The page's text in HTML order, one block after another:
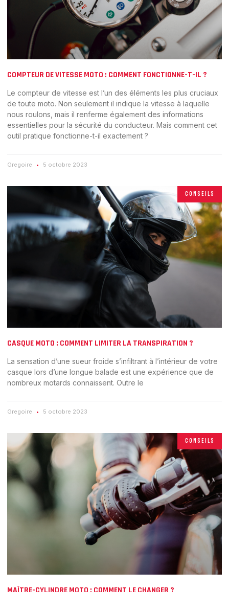
COMPTEUR DE VITESSE MOTO : COMMENT FONCTIONNE-T-IL ?
Le compteur de vitesse est l’un des éléments les plus cruciaux
de toute moto. Non seulement il indique la vitesse à laquelle
nous roulons, mais il renferme également des informations
essentielles pour la sécurité du conducteur. Mais comment cet
outil pratique fonctionne-t-il exactement ?
Gregoire 5 octobre 2023
CONSEILS
CASQUE MOTO : COMMENT LIMITER LA TRANSPIRATION ?
La sensation d’une sueur froide s’infiltrant à l’intérieur de votre
casque lors d’une longue balade est une expérience que de
nombreux motards connaissent. Outre le
Gregoire 5 octobre 2023
CONSEILS